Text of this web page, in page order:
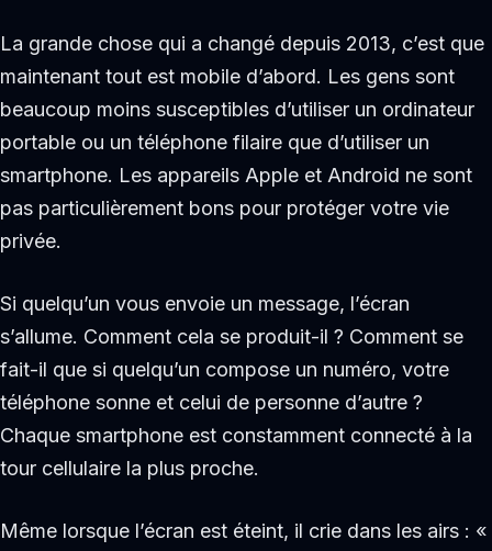
La grande chose qui a changé depuis 2013, c’est que
maintenant tout est mobile d’abord. Les gens sont
beaucoup moins susceptibles d’utiliser un ordinateur
portable ou un téléphone filaire que d’utiliser un
smartphone. Les appareils Apple et Android ne sont
pas particulièrement bons pour protéger votre vie
privée.
Si quelqu’un vous envoie un message, l’écran
s’allume. Comment cela se produit-il ? Comment se
fait-il que si quelqu’un compose un numéro, votre
téléphone sonne et celui de personne d’autre ?
Chaque smartphone est constamment connecté à la
tour cellulaire la plus proche.
Même lorsque l’écran est éteint, il crie dans les airs : «